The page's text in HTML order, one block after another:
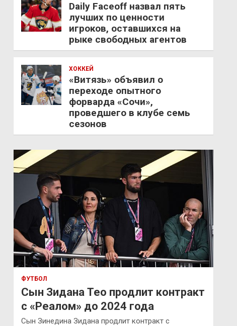
Daily Faceoff назвал пять
лучших по ценности
игроков, оставшихся на
рыке свободных агентов
ХОККЕЙ
«Витязь» объявил о
переходе опытного
форварда «Сочи»,
проведшего в клубе семь
сезонов
ФУТБОЛ
Сын Зидана Тео продлит контракт
с «Реалом» до 2024 года
Сын Зинедина Зидана продлит контракт с